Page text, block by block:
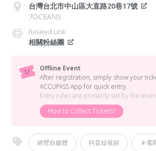
台灣台北市中山區大直路20巷17號
7OCEANS
Related Link
相關粉絲團
Offline Event
After registration, simply show your
ACCUPASS App for quick entry.
Entry rules are primarily set by the
How to Collect Tickets?
經營自媒體 抖音短視頻 ＃電